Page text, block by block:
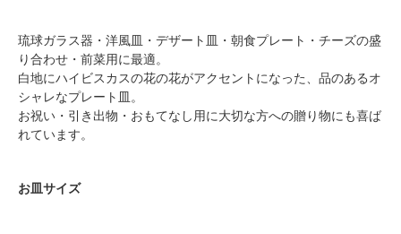
琉球ガラス器・洋風皿・デザート皿・朝食プレート・チーズの盛
り合わせ・前菜用に最適。
白地にハイビスカスの花の花がアクセントになった、品のあるオ
シャレなプレート皿。
お祝い・引き出物・おもてなし用に大切な方への贈り物にも喜ば
れています。
お皿サイズ